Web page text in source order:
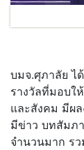
บมจ.ศุภาลัย ไ
รางวัลที่มอบใ
และสังคม มีผล
มีข่าว บทสัมภ
จำนวนมาก ร